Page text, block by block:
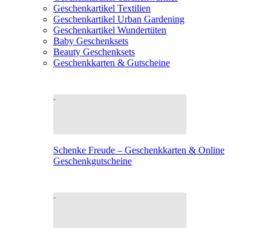
Geschenkartikel Textilien
Geschenkartikel Urban Gardening
Geschenkartikel Wundertüten
Baby Geschenksets
Beauty Geschenksets
Geschenkkarten & Gutscheine
Schenke Freude – Geschenkkarten & Online
Geschenkgutscheine